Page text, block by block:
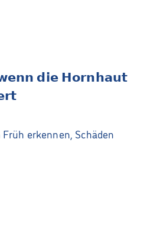
𝗱𝗶𝗲 𝗛𝗼𝗿𝗻𝗵𝗮𝘂𝘁